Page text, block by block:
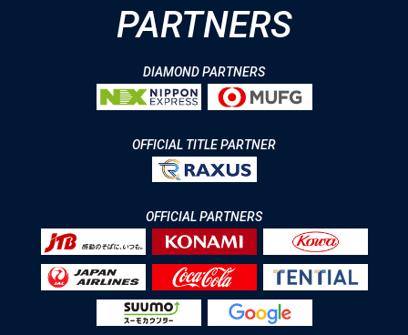
PARTNERS
DIAMOND PARTNERS
OFFICIAL TITLE PARTNER
OFFICIAL PARTNERS